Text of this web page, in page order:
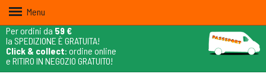
Menu
Per ordini da 59 €
la SPEDIZIONE È GRATUITA!
Click & collect: ordine online
e RITIRO IN NEGOZIO GRATUITO!